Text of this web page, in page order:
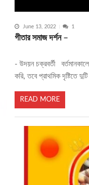
June 13, 2022 1
গীতার সমাজ দর্শন –
- উদয়ন চক্রবর্তী
করি, তবে প্রাথমিক দৃষ্টিতে
READ MORE